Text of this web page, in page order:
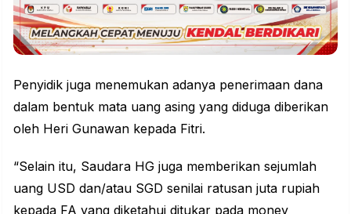
Penyidik juga menemukan adanya penerimaan dana
dalam bentuk mata uang asing yang diduga diberikan
oleh Heri Gunawan kepada Fitri.
“Selain itu, Saudara HG juga memberikan sejumlah
uang USD dan/atau SGD senilai ratusan juta rupiah
kepada FA yang diketahui ditukar pada money